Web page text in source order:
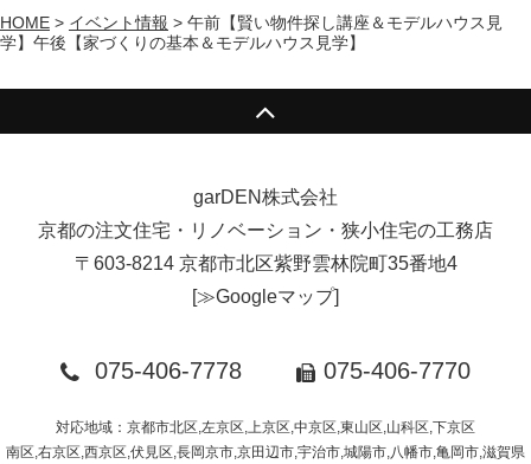
HOME > イベント情報 > 午前【賢い物件探し講座＆モデルハウス見
学】午後【家づくりの基本＆モデルハウス見学】
garDEN株式会社
京都の注文住宅・リノベーション・狭小住宅の工務店
〒603-8214 京都市北区紫野雲林院町35番地4
[≫Googleマップ]
075-406-7778 075-406-7770
対応地域：京都市北区,左京区,上京区,中京区,東山区,山科区,下京区
南区,右京区,西京区,伏見区,長岡京市,京田辺市,宇治市,城陽市,八幡市,亀岡市,滋賀県